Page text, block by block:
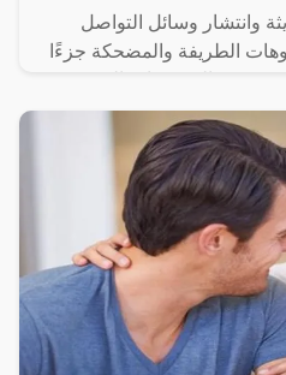
وانتشار وسائل التواصل
الطريفة والمضحكة جزءًا